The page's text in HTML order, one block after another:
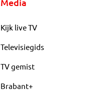
Media
Kijk live TV
Televisiegids
TV gemist
Brabant+